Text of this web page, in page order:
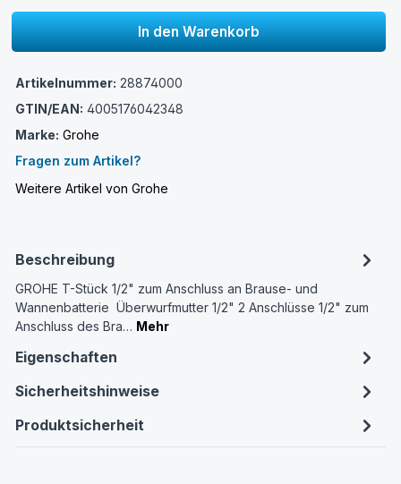
In den Warenkorb
Artikelnummer: 28874000
GTIN/EAN: 4005176042348
Marke: Grohe
Fragen zum Artikel?
Weitere Artikel von Grohe
Beschreibung
GROHE T-Stück 1/2" zum Anschluss an Brause- und
Wannenbatterie Überwurfmutter 1/2" 2 Anschlüsse 1/2" zum
Anschluss des Bra… Mehr
Eigenschaften
Sicherheitshinweise
Produktsicherheit